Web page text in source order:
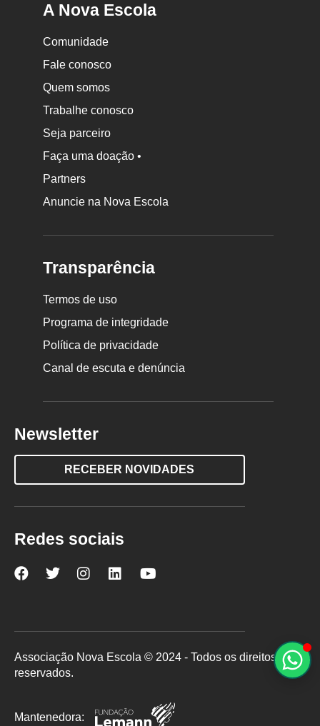
A Nova Escola
Comunidade
Fale conosco
Quem somos
Trabalhe conosco
Seja parceiro
Faça uma doação •
Partners
Anuncie na Nova Escola
Transparência
Termos de uso
Programa de integridade
Política de privacidade
Canal de escuta e denúncia
Newsletter
RECEBER NOVIDADES
Redes sociais
Nova
Facebook
Nova
Twitter
Nova
Instagram
Nova
LinkedInYouTube
Associação Nova Escola © 2024 - Todos os direitos
reservados.
Mantenedora: